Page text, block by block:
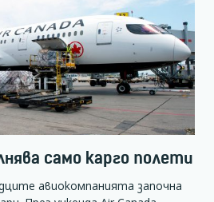
само карго полети
авиокомпанията започна